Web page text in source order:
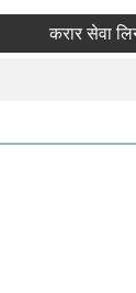
करार सेवा लिने